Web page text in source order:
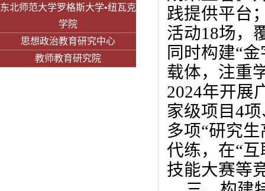
东北师范大学罗格斯大学•纽瓦克
学院
思想政治教育研究中心
教师教育研究院
践提供平台
活动18场，
同时构建“金
载体，注重
2024年开展
家级项目 4
多项“研究
代练，在“
技能大赛等